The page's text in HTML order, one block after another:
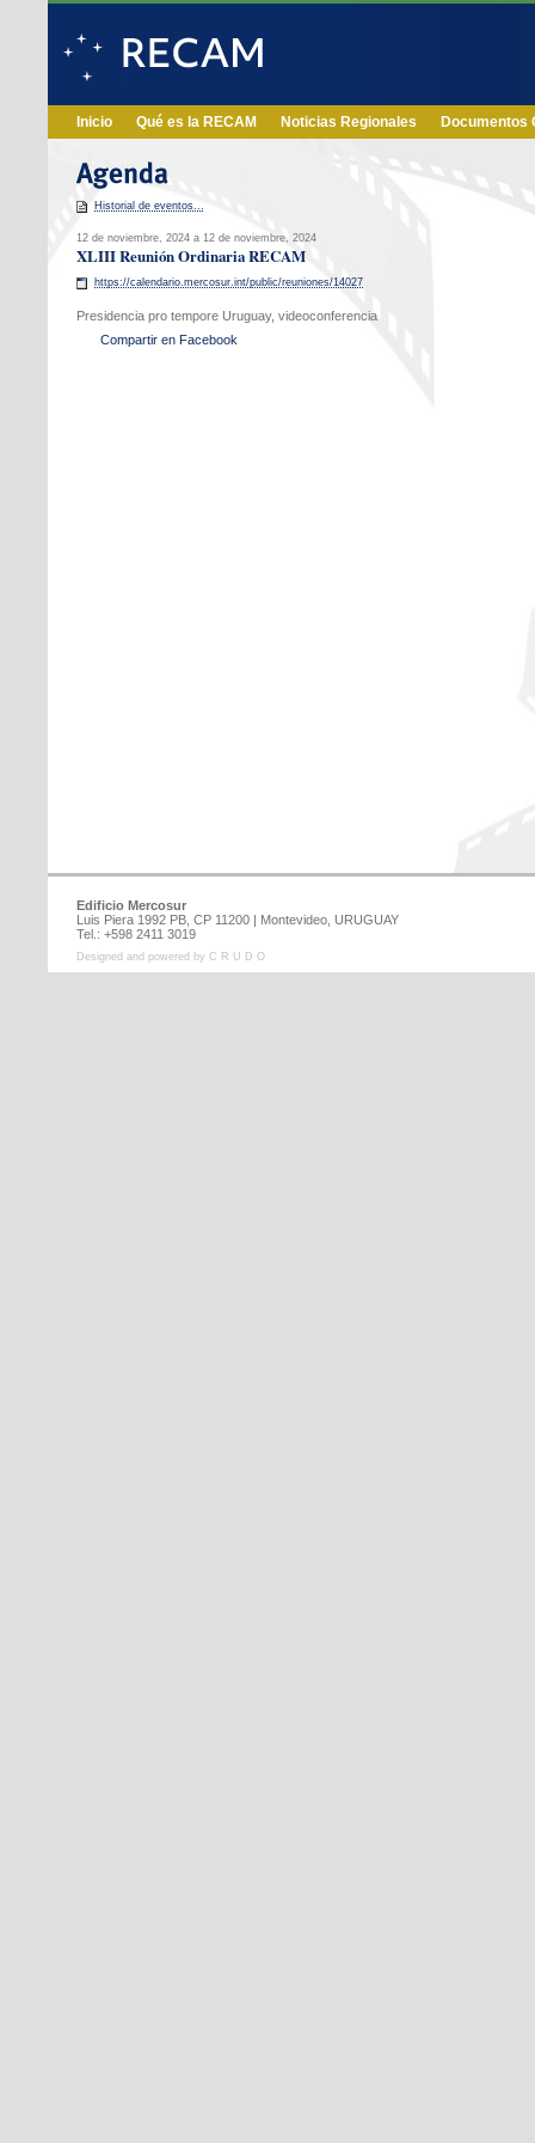
Inicio Qué es la RECAM Noticias Regionales Documentos
Historial de eventos...
12 de noviembre, 2024 a 12 de noviembre, 2024
XLIII Reunión Ordinaria RECAM
https://calendario.mercosur.int/public/reuniones/14027
Presidencia pro tempore Uruguay, videoconferencia
Compartir en Facebook
Edificio Mercosur
Luis Piera 1992 PB, CP 11200 | Montevideo, URUGUAY
Tel.: +598 2411 3019
Designed and powered by C R U D O